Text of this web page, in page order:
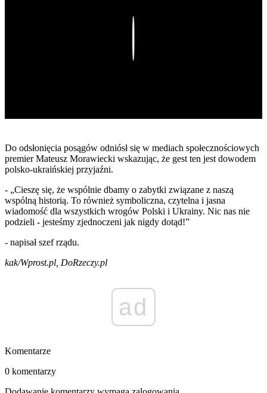
Do odsłonięcia posągów odniósł się w mediach społecznościowych
premier Mateusz Morawiecki wskazując, że gest ten jest dowodem
polsko-ukraińskiej przyjaźni.
- „Cieszę się, że wspólnie dbamy o zabytki związane z naszą
wspólną historią. To również symboliczna, czytelna i jasna
wiadomość dla wszystkich wrogów Polski i Ukrainy. Nic nas nie
podzieli - jesteśmy zjednoczeni jak nigdy dotąd!”
- napisał szef rządu.
kak/Wprost.pl, DoRzeczy.pl
ad
Komentarze
0 komentarzy